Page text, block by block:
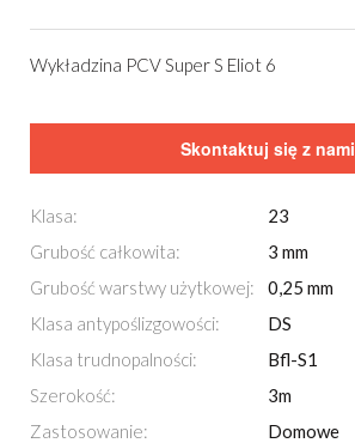
Wykładzina PCV Super S Eliot 6
Skontaktuj się z nami
Klasa:
23
Grubość całkowita:
3 mm
Grubość warstwy użytkowej:
0,25 mm
Klasa antypoślizgowości:
DS
Klasa trudnopalności:
Bfl-S1
Szerokość:
3m
Zastosowanie:
Domowe